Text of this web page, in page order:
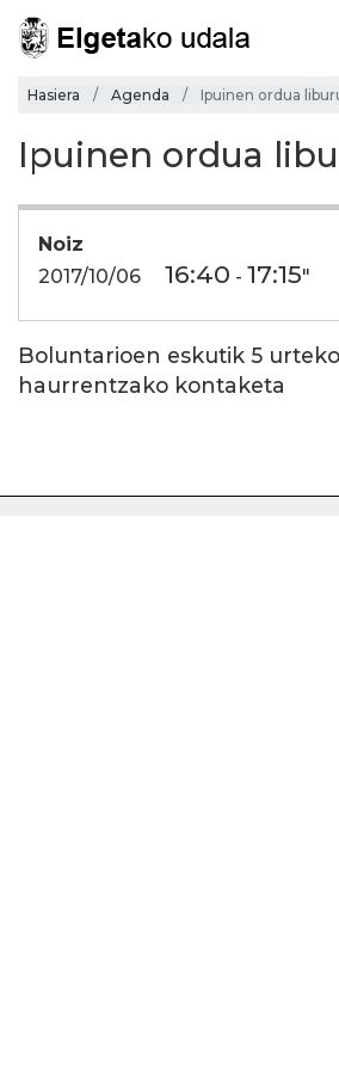
Hasiera Agenda Ipuinen ordua
Ipuinen ordua
Noiz
2017/10/06
16:40 - 17:15"
Boluntarioen eskutik 5
haurrentzako kontaketa